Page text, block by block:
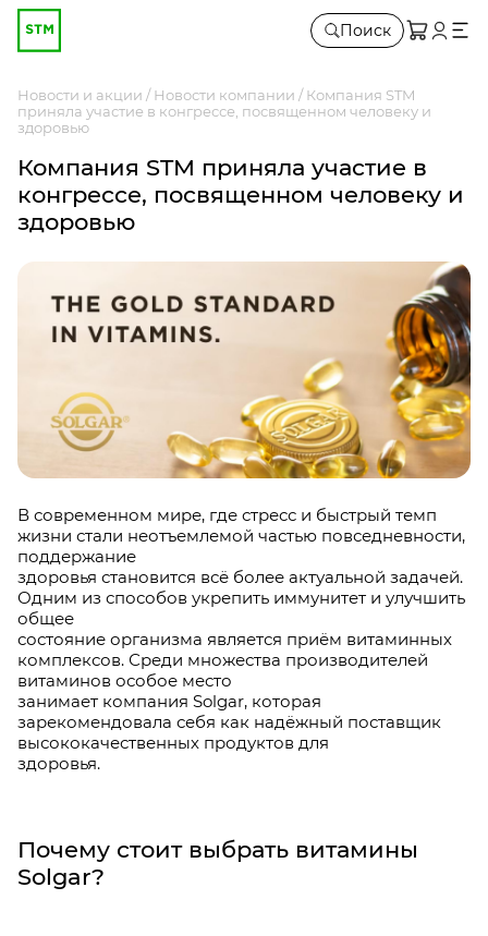
Поиск
Новости и акции Новости компании
Компания STM
приняла участие в конгрессе, посвященном человеку и
здоровью
Компания STM приняла участие в
конгрессе, посвященном человеку и
здоровью
В современном мире, где стресс и быстрый темп
жизни стали неотъемлемой частью повседневности,
поддержание
здоровья становится всё более актуальной задачей.
Одним из способов укрепить иммунитет и улучшить
общее
состояние организма является приём витаминных
комплексов. Среди множества производителей
витаминов особое место
занимает компания Solgar, которая
зарекомендовала себя как надёжный поставщик
высококачественных продуктов для
здоровья.
Почему стоит выбрать витамины
Solgar?